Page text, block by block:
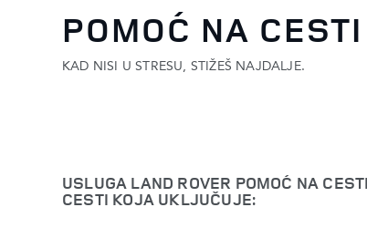
POMOĆ NA CESTI
KAD NISI U STRESU, STIŽEŠ NAJDALJE.
USLUGA LAND ROVER POMOĆ NA
CESTI KOJA UKLJUČUJE: